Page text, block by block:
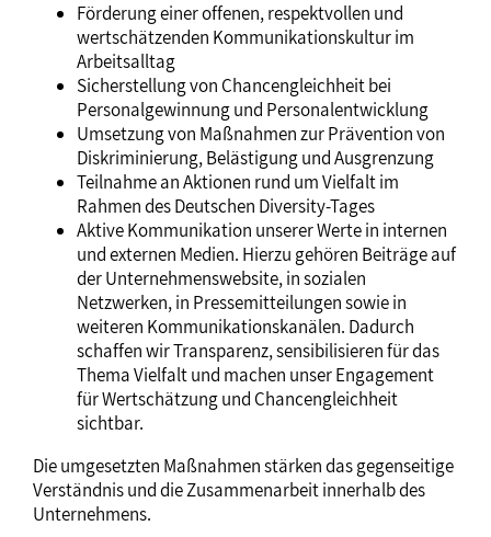
Förderung einer offenen, respektvollen und
wertschätzenden Kommunikationskultur im
Arbeitsalltag
Sicherstellung von Chancengleichheit bei
Personalgewinnung und Personalentwicklung
Umsetzung von Maßnahmen zur Prävention von
Diskriminierung, Belästigung und Ausgrenzung
Teilnahme an Aktionen rund um Vielfalt im
Rahmen des Deutschen Diversity-Tages
Aktive Kommunikation unserer Werte in internen
und externen Medien. Hierzu gehören Beiträge auf
der Unternehmenswebsite, in sozialen
Netzwerken, in Pressemitteilungen sowie in
weiteren Kommunikationskanälen. Dadurch
schaffen wir Transparenz, sensibilisieren für das
Thema Vielfalt und machen unser Engagement
für Wertschätzung und Chancengleichheit
sichtbar.
Die umgesetzten Maßnahmen stärken das gegenseitige
Verständnis und die Zusammenarbeit innerhalb des
Unternehmens.